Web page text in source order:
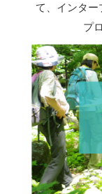
て、インタ
プ